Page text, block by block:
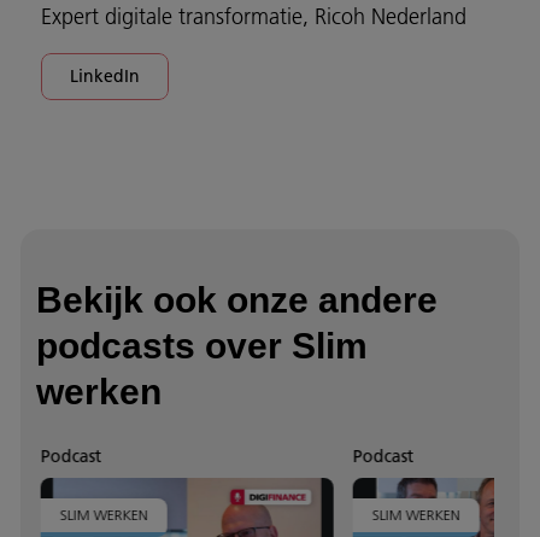
Expert digitale transformatie, Ricoh Nederland
LinkedIn
Bekijk ook onze andere
podcasts over Slim
werken
Podcast
SLIM WERKEN
Podcast
SLIM WERKEN